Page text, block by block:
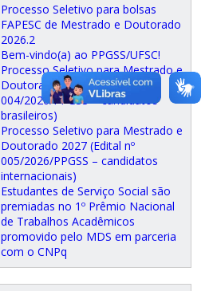
Processo Seletivo para bolsas
FAPESC de Mestrado e Doutorado
2026.2
Bem-vindo(a) ao PPGSS/UFSC!
Processo Seletivo para Mestrado e
Doutorado 2027 (Edital nº
004/2026/PPGSS – candidatos
brasileiros)
Processo Seletivo para Mestrado e
Doutorado 2027 (Edital nº
005/2026/PPGSS – candidatos
internacionais)
Estudantes de Serviço Social são
premiadas no 1º Prêmio Nacional
de Trabalhos Acadêmicos
promovido pelo MDS em parceria
com o CNPq